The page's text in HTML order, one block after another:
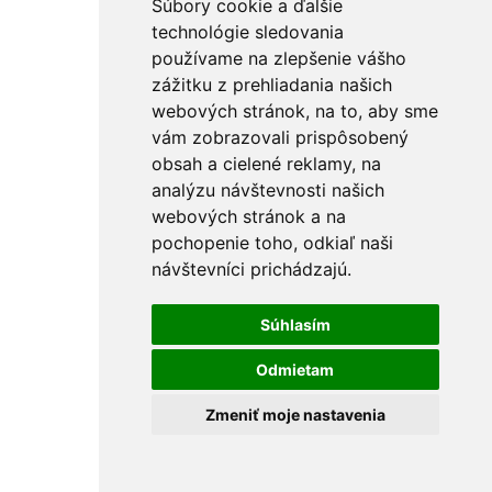
Súbory cookie a ďalšie
technológie sledovania
používame na zlepšenie vášho
zážitku z prehliadania našich
webových stránok, na to, aby sme
vám zobrazovali prispôsobený
obsah a cielené reklamy, na
analýzu návštevnosti našich
webových stránok a na
pochopenie toho, odkiaľ naši
návštevníci prichádzajú.
Súhlasím
Odmietam
Zmeniť moje nastavenia
Ostatné
PU peny a tmely
Vedrá
Špachtle a hladítka
Držiaky na brúsne mriežky
Pištole na PU penu
Vytlačovacie lisy
Krížiky a kliny
Rebríky a vozíky
FÚRIKY
Skrutkovače a hroty
Nástrčné kľúče
Držiaky hrotov
L-kľúče
Sady skrutkovačov a hrotov
Hroty KITO Gripp
Sady hrotov
Špecialne hroty
Hroty KITO Smart
Hroty KITO Shark
Sekáče a priebojníky